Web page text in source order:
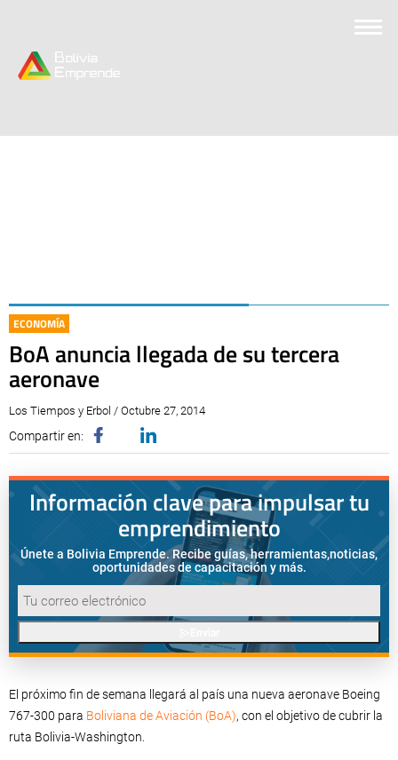
ECONOMÍA
BoA anuncia llegada de su tercera
aeronave
Los Tiempos y Erbol / Octubre 27, 2014
Compartir en:
Información clave para impulsar tu
emprendimiento
Únete a Bolivia Emprende. Recibe guías, herramientas,noticias,
oportunidades de capacitación y más.
El próximo fin de semana llegará al país una nueva aeronave Boeing
767-300 para Boliviana de Aviación (BoA), con el objetivo de cubrir la
ruta Bolivia-Washington.